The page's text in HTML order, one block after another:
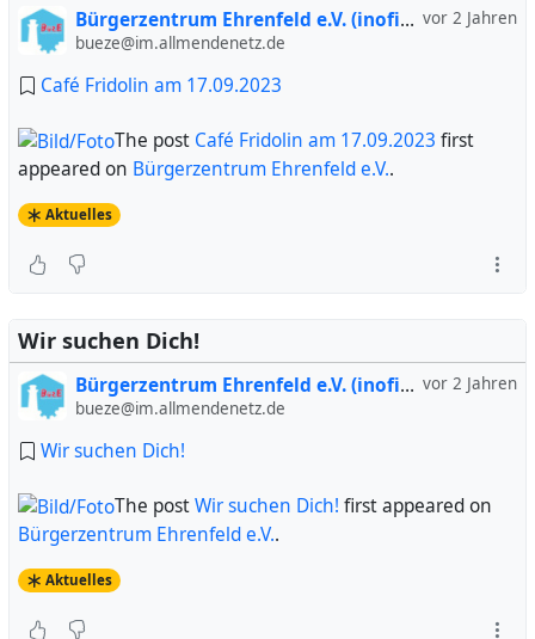
vor 2 Jahren
Bürgerzentrum Ehrenfeld e.V. (inofiziell)
bueze@im.allmendenetz.de
Café Fridolin am 17.09.2023
The post Café Fridolin am 17.09.2023 first
appeared on Bürgerzentrum Ehrenfeld e.V..
Aktuelles
Wir suchen Dich!
vor 2 Jahren
Bürgerzentrum Ehrenfeld e.V. (inofiziell)
bueze@im.allmendenetz.de
Wir suchen Dich!
The postWir suchen Dich! first appeared on
Bürgerzentrum Ehrenfeld e.V..
Aktuelles